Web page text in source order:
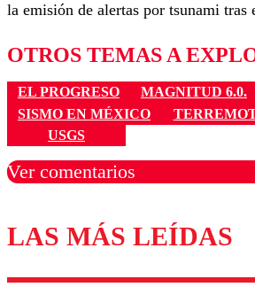
la emisión de alertas por tsunami tras
OTROS TEMAS A
EL PROGRESO
MAGNITUD 6.0.
SISMO EN MÉXICO
USGS
Ver comentarios
Los comentarios son moderados
diálogo respetuoso.
LAS MÁS LEÍDAS